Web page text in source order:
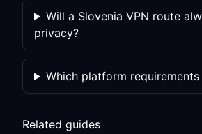
Will a Slovenia VPN route
privacy?
Which platform
Related guides